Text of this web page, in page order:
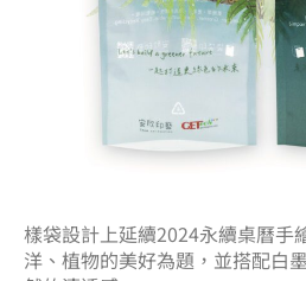
樣袋設計上延續2024永續桌曆手
洋、植物的美好為題，並搭配白